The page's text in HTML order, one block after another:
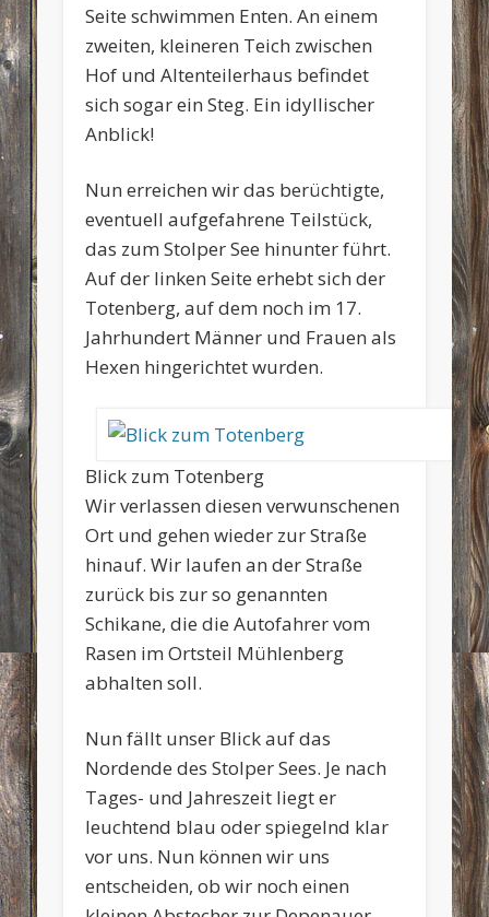
Seite schwimmen Enten. An einem
zweiten, kleineren Teich zwischen
Hof und Altenteilerhaus befindet
sich sogar ein Steg. Ein idyllischer
Anblick!
Nun erreichen wir das berüchtigte,
eventuell aufgefahrene Teilstück,
das zum Stolper See hinunter führt.
Auf der linken Seite erhebt sich der
Totenberg, auf dem noch im 17.
Jahrhundert Männer und Frauen als
Hexen hingerichtet wurden.
Blick zum Totenberg
Wir verlassen diesen verwunschenen
Ort und gehen wieder zur Straße
hinauf. Wir laufen an der Straße
zurück bis zur so genannten
Schikane, die die Autofahrer vom
Rasen im Ortsteil Mühlenberg
abhalten soll.
Nun fällt unser Blick auf das
Nordende des Stolper Sees. Je nach
Tages- und Jahreszeit liegt er
leuchtend blau oder spiegelnd klar
vor uns. Nun können wir uns
entscheiden, ob wir noch einen